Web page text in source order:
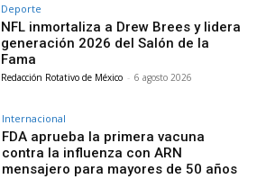
Deporte
NFL inmortaliza a Drew Brees y lidera
generación 2026 del Salón de la
Fama
Redacción Rotativo de México - 6 agosto 2026
Internacional
FDA aprueba la primera vacuna
contra la influenza con ARN
mensajero para mayores de 50 años